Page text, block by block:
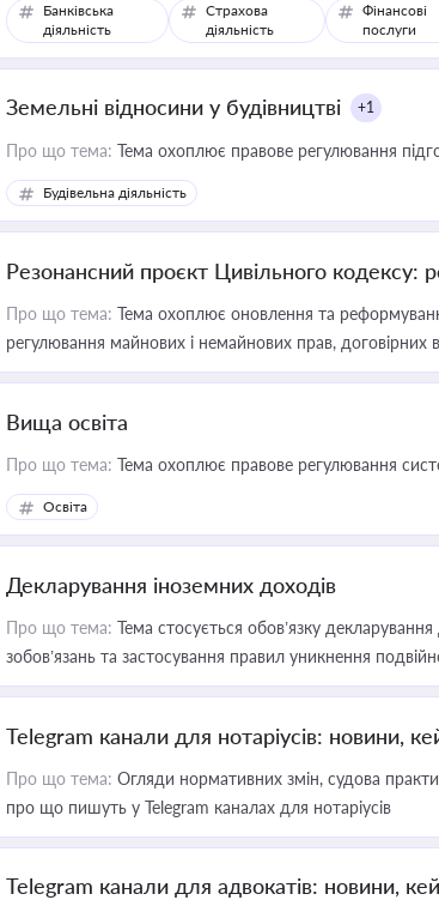
Банківська
діяльність
Страхова
діяльність
Фінансові
послуги
Земельні відносини у будівництві +1
Про що тема: Тема охоплює правове регулювання
Будівельна діяльність
Резонансний проєкт Цивільного кодексу:
Про що тема: Тема охоплює оновлення та
регулювання майнових і немайнових прав, договірних
Вища освіта
Про що тема: Тема охоплює правове регулювання
Освіта
Декларування іноземних доходів
Про що тема: Тема стосується обов’язку
зобов’язань та застосування правил уникнення
Telegram канали для нотаріусів: новини,
Про що тема: Огляди нормативних змін, судова
про що пишуть у Telegram каналах для нотаріусів
Telegram канали для адвокатів: новини,